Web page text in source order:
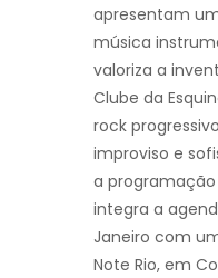
apresentam
música
valoriza a
Clube da
rock
improviso e
a
integra a
Janeiro com
Note Rio, em